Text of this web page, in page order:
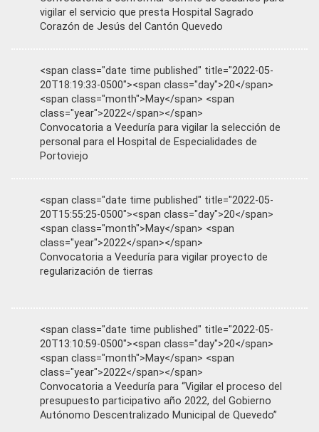
vigilar el servicio que presta Hospital Sagrado
Corazón de Jesús del Cantón Quevedo
<span class="date time published" title="2022-05-
20T18:19:33-0500"><span class="day">20</span>
<span class="month">May</span> <span
class="year">2022</span></span>
Convocatoria a Veeduría para vigilar la selección de
personal para el Hospital de Especialidades de
Portoviejo
<span class="date time published" title="2022-05-
20T15:55:25-0500"><span class="day">20</span>
<span class="month">May</span> <span
class="year">2022</span></span>
Convocatoria a Veeduría para vigilar proyecto de
regularización de tierras
<span class="date time published" title="2022-05-
20T13:10:59-0500"><span class="day">20</span>
<span class="month">May</span> <span
class="year">2022</span></span>
Convocatoria a Veeduría para “Vigilar el proceso del
presupuesto participativo año 2022, del Gobierno
Autónomo Descentralizado Municipal de Quevedo”